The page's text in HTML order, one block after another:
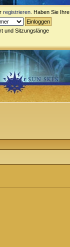
registrieren . Haben Sie Ihre
und Sitzungslänge